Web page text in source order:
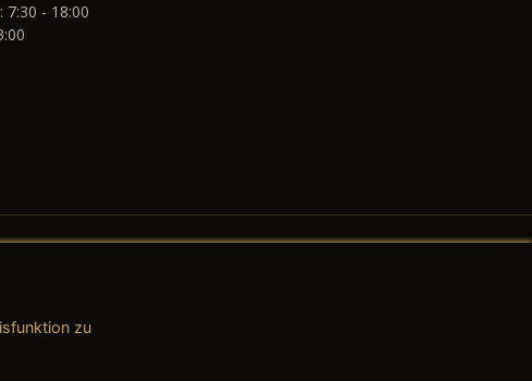
7:30 - 18:00
→ AGB (Teile & Zubehör)
zu